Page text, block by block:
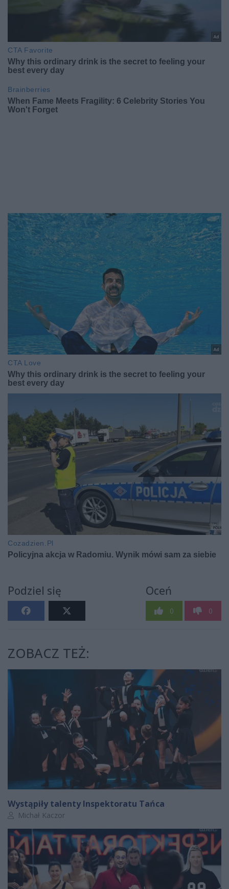
Podziel się Oceń
0 0
ZOBACZ TEŻ:
Wystąpiły talenty Inspektoratu Tańca
Autor artykułu:
Michał Kaczor